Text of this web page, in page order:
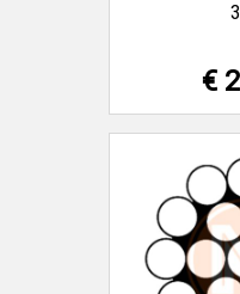
€